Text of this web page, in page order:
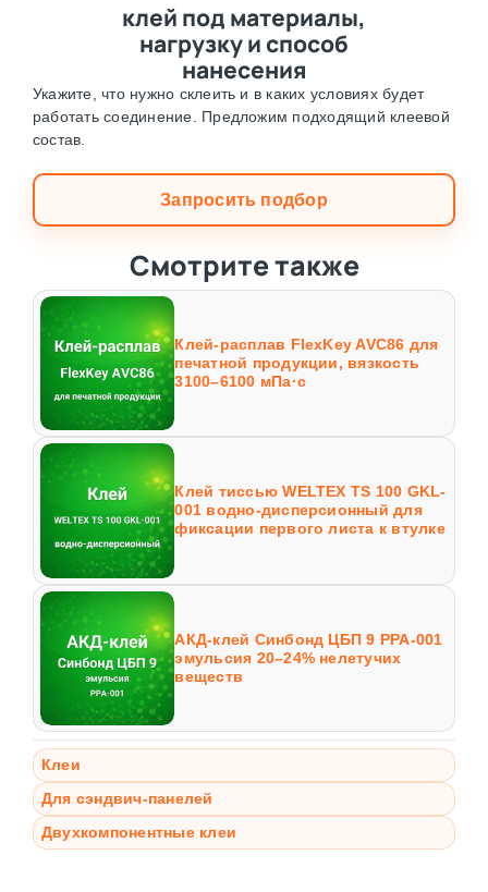
клей под материалы,
нагрузку и способ
нанесения
Укажите, что нужно склеить и в каких условиях будет
работать соединение. Предложим подходящий клеевой
состав.
Запросить подбор
Смотрите также
Клей-расплав FlexKey AVC86 для
печатной продукции, вязкость
3100–6100 мПа·с
Клей тиссью WELTEX TS 100 GKL-
001 водно-дисперсионный для
фиксации первого листа к втулке
АКД-клей Синбонд ЦБП 9 PPA-001
эмульсия 20–24% нелетучих
веществ
Клеи
Для сэндвич-панелей
Двухкомпонентные клеи